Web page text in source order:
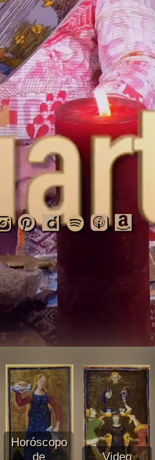
Horóscopo
de
Video